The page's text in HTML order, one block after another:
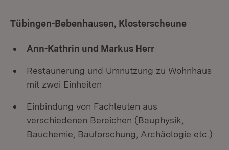
Tübingen-Bebenhausen, Klosterscheune
Ann-Kathrin und Markus Herr
Restaurierung und Umnutzung zu Wohnhaus
mit zwei Einheiten
Einbindung von Fachleuten aus
verschiedenen Bereichen (Bauphysik,
Bauchemie, Bauforschung, Archäologie etc.)